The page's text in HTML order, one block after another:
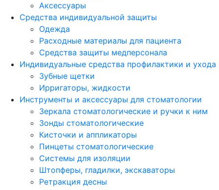
Аксессуары
Средства индивидуальной защиты
Одежда
Расходные материалы для пациента
Средства защиты медперсонала
Индивидуальные средства профилактики и ухода
Зубные щетки
Ирригаторы, жидкости
Инструменты и аксессуары для стоматологии
Зеркала стоматологические и ручки к ним
Зонды стоматологические
Кисточки и аппликаторы
Пинцеты стоматологические
Системы для изоляции
Штопферы, гладилки, экскаваторы
Ретракция десны